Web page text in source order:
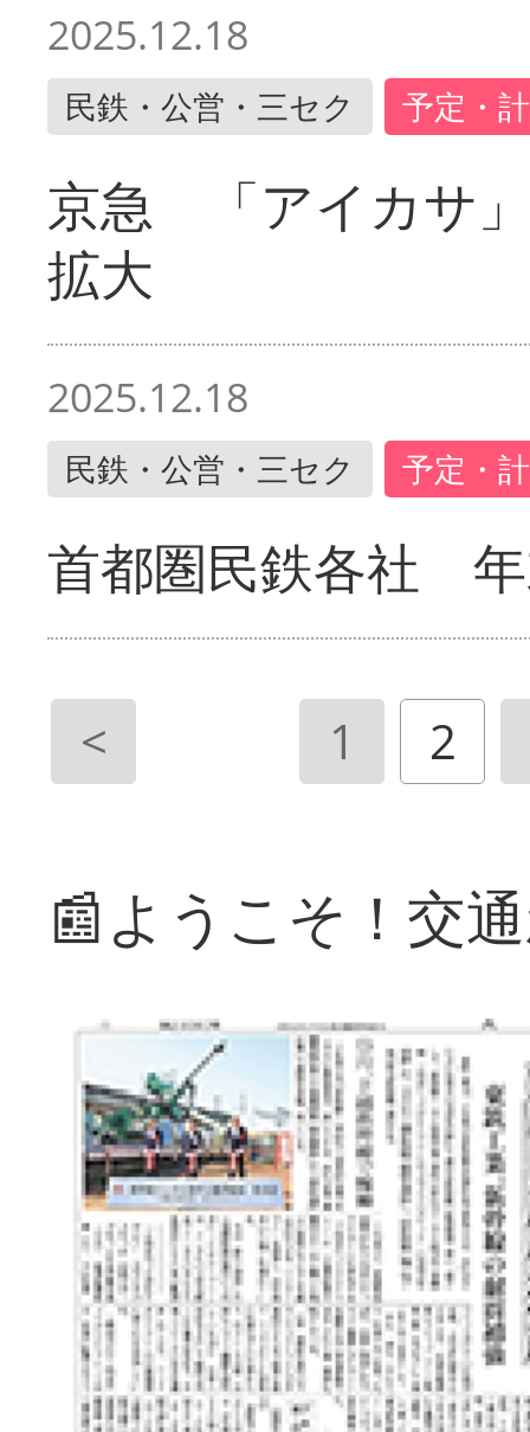
2025.12.18
民鉄・公営・三セク 予定・
京急 「アイカサ
拡大
2025.12.18
民鉄・公営・三セク 予定・
首都圏民鉄各社
< 1 2
📰ようこそ！交